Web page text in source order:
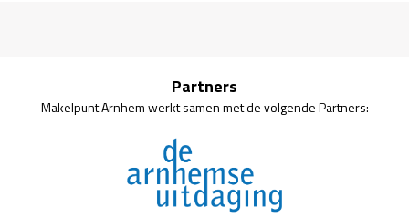
Partners
Makelpunt Arnhem werkt samen met de volgende Partners: